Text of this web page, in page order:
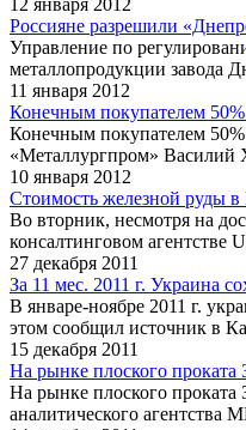
Россияне разрешили
Управление по
металлопродукции завода
11 января 2012
Конечным покупателем
Конечным покупателем
«Металлургпром» Василий
10 января 2012
Стоимость железной руды в
Во вторник, несмотря на
консалтинговом агентстве
27 декабря 2011
За 11 мес. 2011 г. Украина
В январе-ноябре 2011 г.
этом сообщил источник в
15 декабря 2011
На рынке плоского
На рынке плоского проката
аналитического агентства